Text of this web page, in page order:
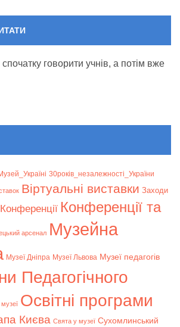
говорити учнів, а потім вже
30років_незалежності_України
Віртуальні виставки Заходи
Конференції Конференції та
арсенал Музейна
Музеї Дніпра Музеї Львова Музеї педагогів
Педагогічного
Освітні програми
Києва Свята у музеї Сухомлинський